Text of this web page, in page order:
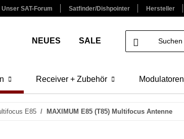
Unser SAT-Forum Satfinder/Dishpointer Hersteller
NEUES SALE
Receiver + Zubehör Modulatoren
E85 MAXIMUM E85 (T85) Multifocus Antenne